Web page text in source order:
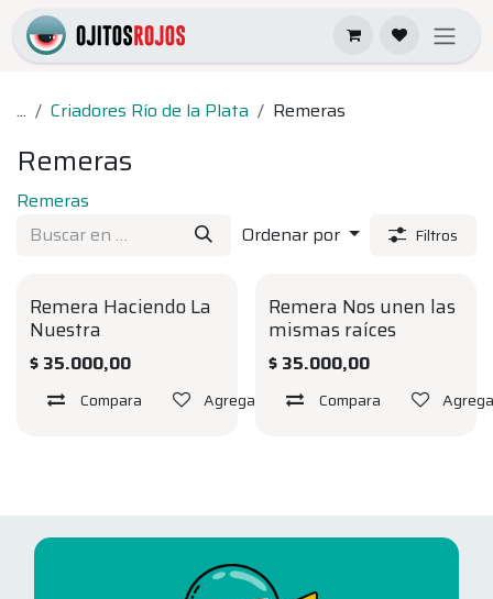
Ir al contenido
... Criadores Río de la Plata Remeras
Remeras
Remeras
Ordenar por
Filtros
Remera Haciendo La
Nuestra
$ 35.000,00
Compara Agregar a la lista de deseos
Remera Nos unen las
mismas raíces
$ 35.000,00
Compara